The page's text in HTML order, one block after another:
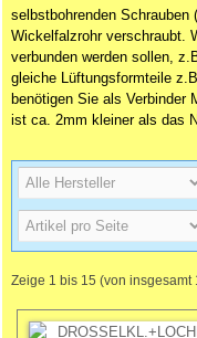
selbstbohrenden
Wickelfalzrohr verschraubt.
verbunden werden sollen,
gleiche Lüftungsformteile
benötigen Sie als Verbinder
ist ca. 2mm kleiner als das
Zeige 1 bis 15 (von insgesamt